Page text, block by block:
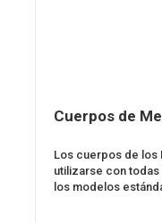
Cuerpos de
Los cuerpos de
utilizarse con todas
los modelos